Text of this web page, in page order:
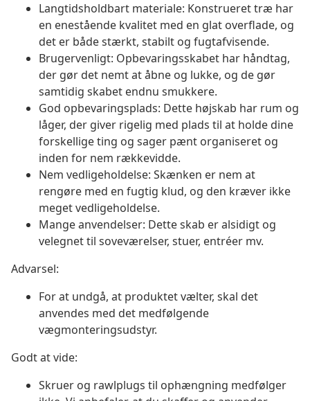
Langtidsholdbart materiale: Konstrueret træ har
en enestående kvalitet med en glat overflade, og
det er både stærkt, stabilt og fugtafvisende.
Brugervenligt: Opbevaringsskabet har håndtag,
der gør det nemt at åbne og lukke, og de gør
samtidig skabet endnu smukkere.
God opbevaringsplads: Dette højskab har rum og
låger, der giver rigelig med plads til at holde dine
forskellige ting og sager pænt organiseret og
inden for nem rækkevidde.
Nem vedligeholdelse: Skænken er nem at
rengøre med en fugtig klud, og den kræver ikke
meget vedligeholdelse.
Mange anvendelser: Dette skab er alsidigt og
velegnet til soveværelser, stuer, entréer mv.
Advarsel:
For at undgå, at produktet vælter, skal det
anvendes med det medfølgende
vægmonteringsudstyr.
Godt at vide:
Skruer og rawlplugs til ophængning medfølger